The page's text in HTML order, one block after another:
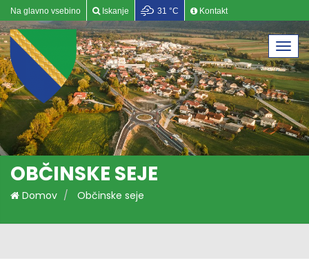
Na glavno vsebino Iskanje 31 °C Kontakt
OBČINSKE SEJE
Domov Občinske seje